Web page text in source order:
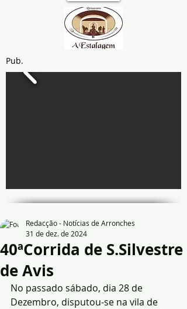
Pub.
40ªCorrida de S.Silvestre
de Avis
Redacção - Notícias de Arronches
31 de dez. de 2024
No passado sábado, dia 28 de
Dezembro, disputou-se na vila de